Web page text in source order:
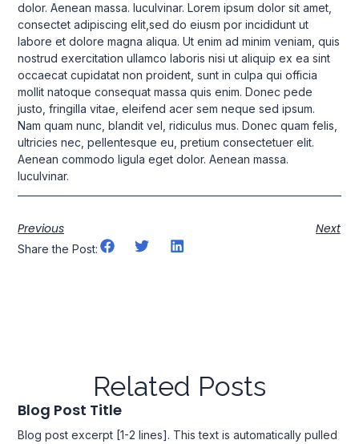
dolor. Aenean massa. luculvinar. Lorem ipsum dolor sit amet,
consectet adipiscing elit,sed do eiusm por incididunt ut
labore et dolore magna aliqua. Ut enim ad minim veniam, quis
nostrud exercitation ullamco laboris nisi ut aliquip ex ea sint
occaecat cupidatat non proident, sunt in culpa qui officia
mollit natoque consequat massa quis enim. Donec pede
justo, fringilla vitae, eleifend acer sem neque sed ipsum.
Nam quam nunc, blandit vel, ridiculus mus. Donec quam felis,
ultricies nec, pellentesque eu, pretium consectetuer elit.
Aenean commodo ligula eget dolor. Aenean massa.
luculvinar.
Previous Next
Share the Post:
Related Posts
Blog Post Title
Blog post excerpt [1-2 lines]. This text is automatically pulled